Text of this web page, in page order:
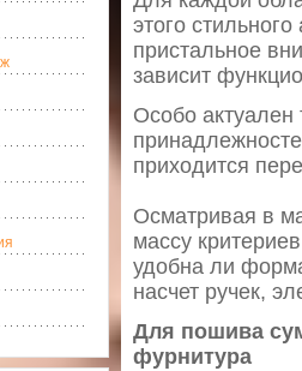
этого
пристальное
зависит
Особо
приходится
Осматривая в
массу
удобна ли
насчет ручек,
Для пошива
фурнитура